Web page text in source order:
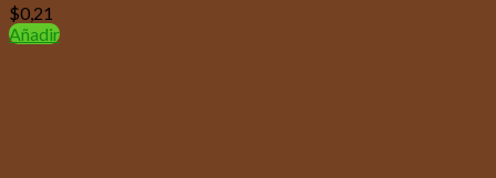
$0,21
Añadir